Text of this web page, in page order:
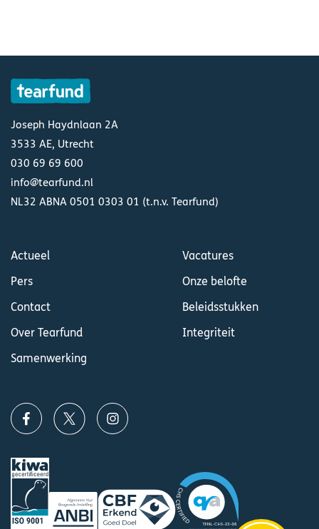
Joseph Haydnlaan 2A
3533 AE, Utrecht
030 69 69 600
info@tearfund.nl
NL32 ABNA 0501 0303 01 (t.n.v. Tearfund)
Actueel
Pers
Contact
Over Tearfund
Samenwerking
Vacatures
Onze belofte
Beleidsstukken
Integriteit